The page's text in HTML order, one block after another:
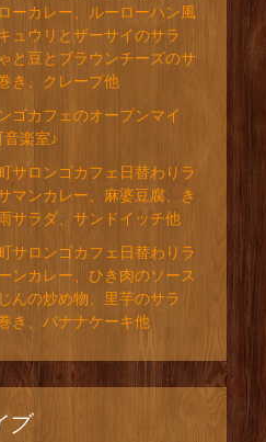
ーカレー、ルーローハン風
ュウリとザーサイのサラ
と豆とブラウンチーズのサ
き、クレープ他
カフェのオープンマイ
楽室♪
サロンゴカフェ日替わりラ
マンカレー、麻婆豆腐、き
サラダ、サンドイッチ他
サロンゴカフェ日替わりラ
ンカレー、ひき肉のソース
んの炒め物、里芋のサラ
き、バナナケーキ他
ブ